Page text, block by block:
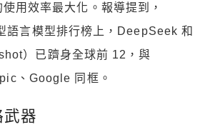
用效率最大化。報導提到，
語言模型排行榜上，DeepSeek 和
）已躋身全球前 12，與
、Google 同框。
器